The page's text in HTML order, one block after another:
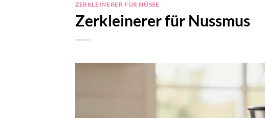
ZERKLEINERER FÜR NÜSSE
Zerkleinerer für Nussmus